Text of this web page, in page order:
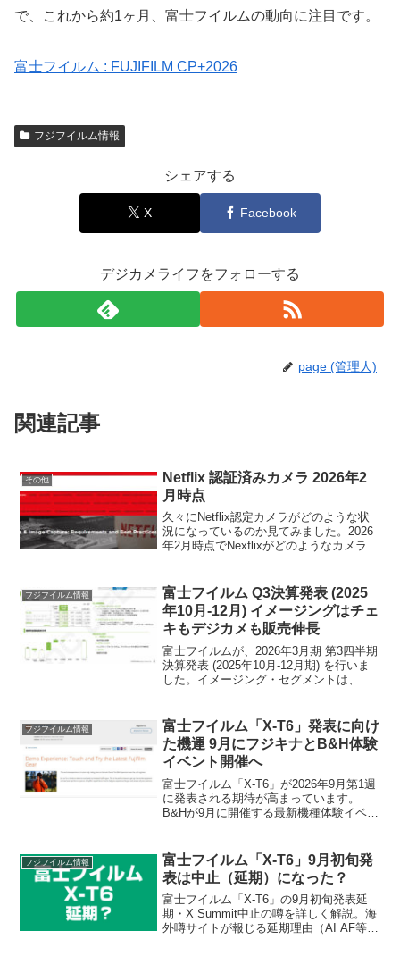
で、これから約1ヶ月、富士フイルムの動向に注目です。
富士フイルム : FUJIFILM CP+2026
フジフイルム情報
シェアする
X Facebook
デジカメライフをフォローする
page (管理人)
関連記事
その他
Netflix 認証済みカメラ 2026年2
月時点
久々にNetflix認定カメラがどのような状
況になっているのか見てみました。2026
年2月時点でNexflixがどのようなカメラを
フジフイルム情報
富士フイルム Q3決算発表 (2025
年10月-12月) イメージングはチェ
キもデジカメも販売伸長
富士フイルムが、2026年3月期 第3四半期
決算発表 (2025年10月-12月期) を行いま
した。イメージング・セグメントは、チ
フジフイルム情報
富士フイルム「X-T6」発表に向け
た機運 9月にフジキナとB&H体験
イベント開催へ
富士フイルム「X-T6」が2026年9月第1週
に発表される期待が高まっています。
B&Hが9月に開催する最新機種体験イベン
やX Summit開催の可能性を考察します。
フジフイルム情報
富士フイルム「X-T6」9月初旬発
表は中止（延期）になった？
富士フイルム「X-T6」の9月初旬発表延
期・X Summit中止の噂を詳しく解説。海
外噂サイトが報じる延期理由（AI AF等の